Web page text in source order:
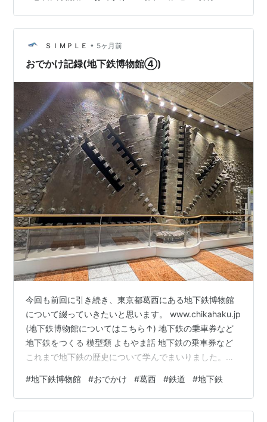
のポスターでした。よく、展示会のポスターが貼ってあ
ると思うのですが、それで面白そうだなぁって目に留ま
ったのです。 その展示がこちら「くらしを運んだ 東京地
下鉄道の切符展」です。 もうすぐ終わってしまうのです
が、3月15…
ＳＩＭＰＬＥ • 5ヶ月前
おでかけ記録(地下鉄博物館④)
今回も前回に引き続き、東京都葛西にある地下鉄博物館
について綴っていきたいと思います。 www.chikahaku.jp
(地下鉄博物館についてはこちら↑) 地下鉄の乗車券など
地下鉄をつくる 模型類 よもやま話 地下鉄の乗車券など
これまで地下鉄の歴史について学んでまいりました。地
なく、どんどんと広がっていった時代背景などについて
もパネル展示で学ぶことができました。 戦前から走って
いた(1927年)いたことにもびっくりですし、最近できた
#地下鉄博物館 #おでかけ #葛西 #鉄道 #地下鉄